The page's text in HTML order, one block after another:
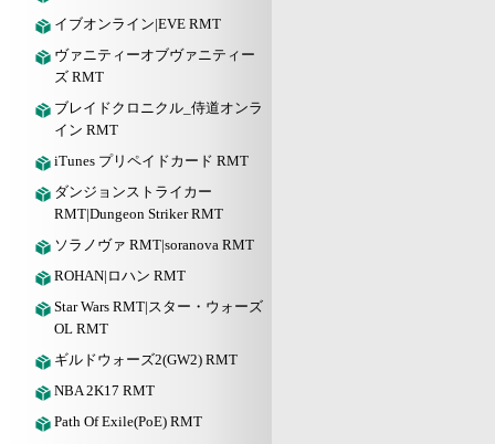
イブオンライン|EVE RMT
ヴァニティーオブヴァニティー
ズ RMT
ブレイドクロニクル_侍道オンラ
イン RMT
iTunes プリペイドカード RMT
ダンジョンストライカー
RMT|Dungeon Striker RMT
ソラノヴァ RMT|soranova RMT
ROHAN|ロハン RMT
Star Wars RMT|スター・ウォーズ
OL RMT
ギルドウォーズ2(GW2) RMT
NBA 2K17 RMT
Path Of Exile(PoE) RMT